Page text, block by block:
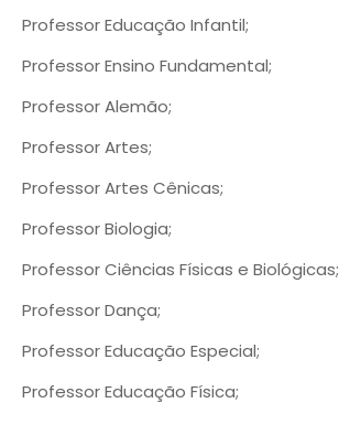
Professor Educação Infantil;
Professor Ensino Fundamental;
Professor Alemão;
Professor Artes;
Professor Artes Cênicas;
Professor Biologia;
Professor Ciências Físicas e Biológicas;
Professor Dança;
Professor Educação Especial;
Professor Educação Física;